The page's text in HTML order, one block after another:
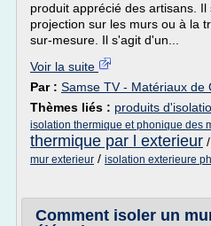
produit apprécié des artisans.
projection sur les murs ou à la
sur-mesure. Il s'agit d'un...
Voir la suite
Par : Samse TV - Matériaux de
Thèmes liés : produits
isolation thermique et phonique des
thermique par l exterieur /
mur exterieur / isolation exterieure
Comment isoler un